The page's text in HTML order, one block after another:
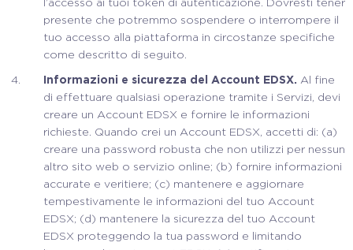
l’accesso ai tuoi token di autenticazione. Dovresti tener
presente che potremmo sospendere o interrompere il
tuo accesso alla piattaforma in circostanze specifiche
come descritto di seguito.
Informazioni e sicurezza del Account EDSX. Al fine
di effettuare qualsiasi operazione tramite i Servizi, devi
creare un Account EDSX e fornire le informazioni
richieste. Quando crei un Account EDSX, accetti di: (a)
creare una password robusta che non utilizzi per nessun
altro sito web o servizio online; (b) fornire informazioni
accurate e veritiere; (c) mantenere e aggiornare
tempestivamente le informazioni del tuo Account
EDSX; (d) mantenere la sicurezza del tuo Account
EDSX proteggendo la tua password e limitando